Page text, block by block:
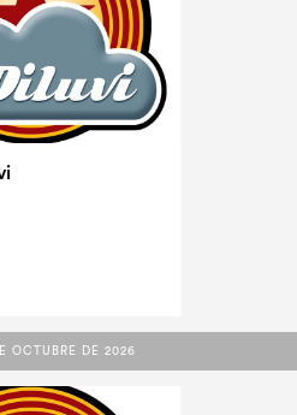
OCTUBRE DE 2026
OCTUBRE DE 2026